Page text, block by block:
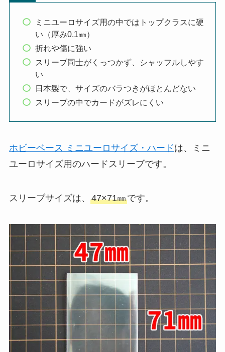
ミニユーロサイズ用の中ではトップクラスに硬
い（厚み0.1㎜）
折れや傷に強い
スリーブ同士がくっつかず、シャッフルしやす
い
日本製で、サイズのバラつきがほとんどない
スリーブの中でカードがズレにくい
ホビーベース ミニユーロサイズ・ハードは、ミニ
ユーロサイズ用のハードスリーブです。
スリーブサイズは、 47×71㎜です。